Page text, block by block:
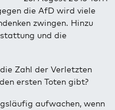
die AfD wird viele
zwingen. Hinzu
und die
Zahl der Verletzten
ersten Toten gibt?
aufwachen, wenn